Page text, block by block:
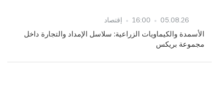
05.08.26
16:00 إقتصاد
الأسمدة والكيماويات الزراعية: سلاسل الإمداد والتجارة داخل
مجموعة بريكس